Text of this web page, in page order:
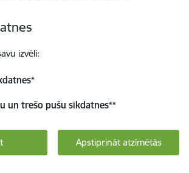
izvēli:
*
un trešo pušu sīkdatnes**
Apstiprināt atzīmētās